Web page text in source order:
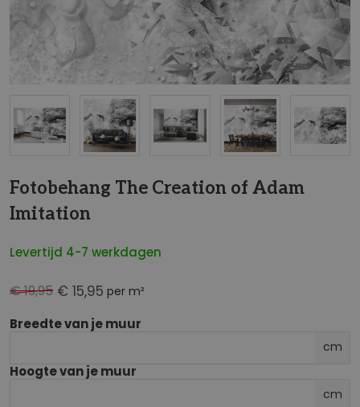
Fotobehang The Creation of Adam
Imitation
Levertijd 4-7 werkdagen
€ 15,95 per m²
€ 19,95
Breedte van je muur
cm
Hoogte van je muur
cm